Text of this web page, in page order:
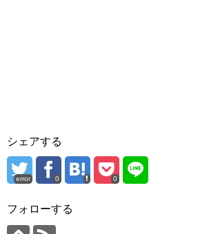
シェアする
error 0 0
フォローする